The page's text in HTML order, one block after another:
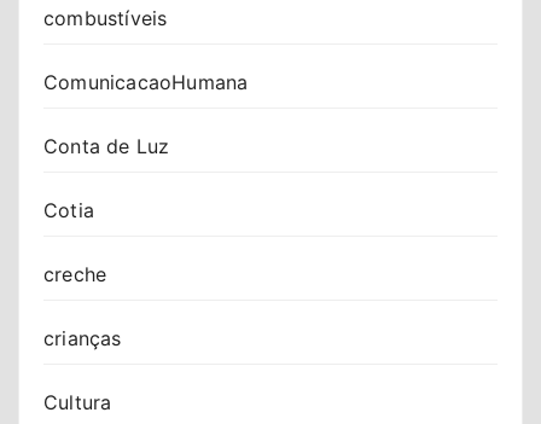
combustíveis
ComunicacaoHumana
Conta de Luz
Cotia
creche
crianças
Cultura